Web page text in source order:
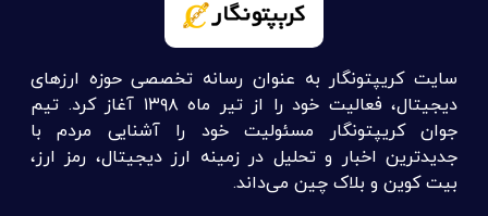
سایت کریپتونگار به عنوان رسانه تخصصی حوزه ارزهای
دیجیتال، فعالیت خود را از تیر ماه ۱۳۹۸ آغاز کرد. تیم
جوان کریپتونگار مسئولیت خود را آشنایی مردم با
جدیدترین اخبار و تحلیل در زمینه ارز دیجیتال، رمز ارز،
بیت کوین و بلاک چین می‌داند.